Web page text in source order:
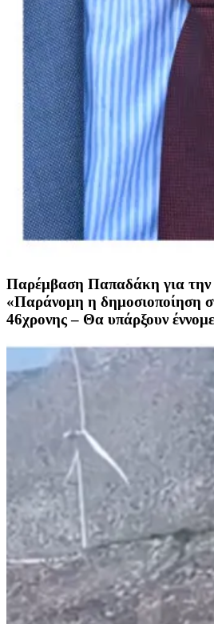
Παρέμβαση Παπαδάκη για
«Παράνομη η δημοσιοποίηση
46χρονης – Θα υπάρξουν